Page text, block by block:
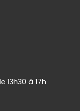
13h30 à 17h